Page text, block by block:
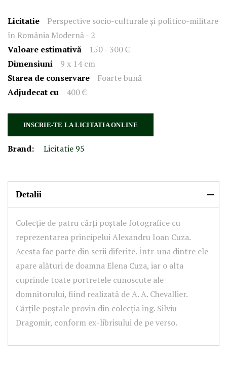
Licitatie
Perspective socio-culturale și politico-militare
în România Modernă - 2
Valoare estimativă
150 - 300 €
Dimensiuni
9 x 14 cm
Starea de conservare
Foarte bună
Adjudecat cu
400 €
INSCRIE-TE LA LICITATIA ONLINE
Brand: Licitatie 95
Detalii
Colecție de patru cărți poștale fotografice cu
reprezentarea principelui Alexandru Ioan Cuza.
Acesta fac parte din serii diferite. Într-una dintre ele
apare alături de doamna Elena Cuza, iar o alta
cuprinde toate portretele cunoscute ale
domnitorului, fiind realizată de A. A. Chevallier.
Cărțile poștale provin din colecția ing. Silviu
Dragomir, conform ex-librisului de pe verso.